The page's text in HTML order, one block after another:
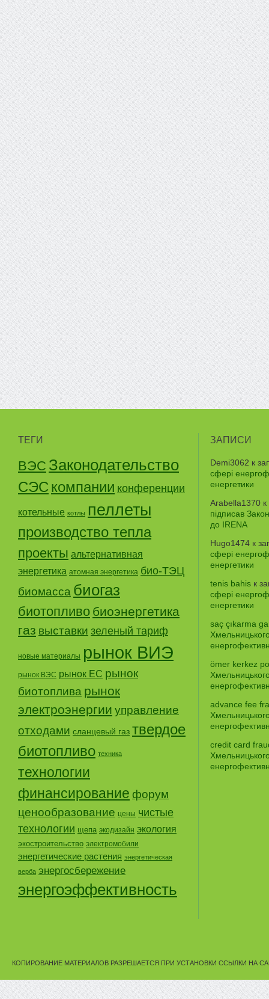
ТЕГИ
ВЭС Законодательство
СЭС компании конференции
котельные котлы пеллеты
производство тепла
проекты альтернативная
энергетика атомная энергетика био-ТЭЦ
биомасса биогаз
биотопливо биоэнергетика
газ выставки зеленый тариф
новые материалы рынок ВИЭ
рынок ВЭС рынок ЕС рынок
биотоплива рынок
электроэнергии управление
отходами сланцевый газ твердое
биотопливо техника
технологии
финансирование форум
ценообразование цены чистые
технологии щепа экодизайн экология
экостроительство электромобили
энергетические растения энергетическая
верба энергосбережение
энергоэффективность
ЗАПИСИ
Demi3062 к
сфері
енергетики
Arabella1370
підписав
до IRENA
Hugo1474 к
сфері
енергетики
tenis bahis к
сфері
енергетики
saç çıkarma
ömer kerkez
advance fee
credit card
КОПИРОВАНИЕ МАТЕРИАЛОВ РАЗРЕШАЕТСЯ ПРИ УСТАНОВКИ ССЫЛКИ НА САЙТ